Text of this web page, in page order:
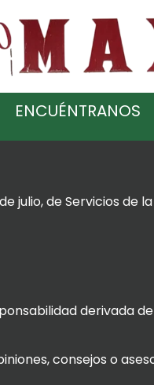
ENCUÉNTRANOS
julio, de Servicios de
derivada
consejos o